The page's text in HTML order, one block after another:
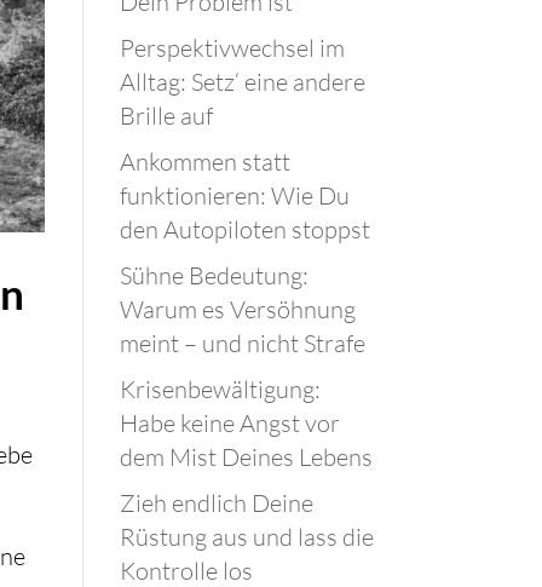
Perspektivwechsel im
Alltag: Setz‘ eine andere
Brille auf
Ankommen statt
funktionieren: Wie Du
den Autopiloten stoppst
Sühne Bedeutung:
Warum es Versöhnung
meint – und nicht Strafe
Krisenbewältigung:
Habe keine Angst vor
dem Mist Deines Lebens
Zieh endlich Deine
Rüstung aus und lass die
Kontrolle los